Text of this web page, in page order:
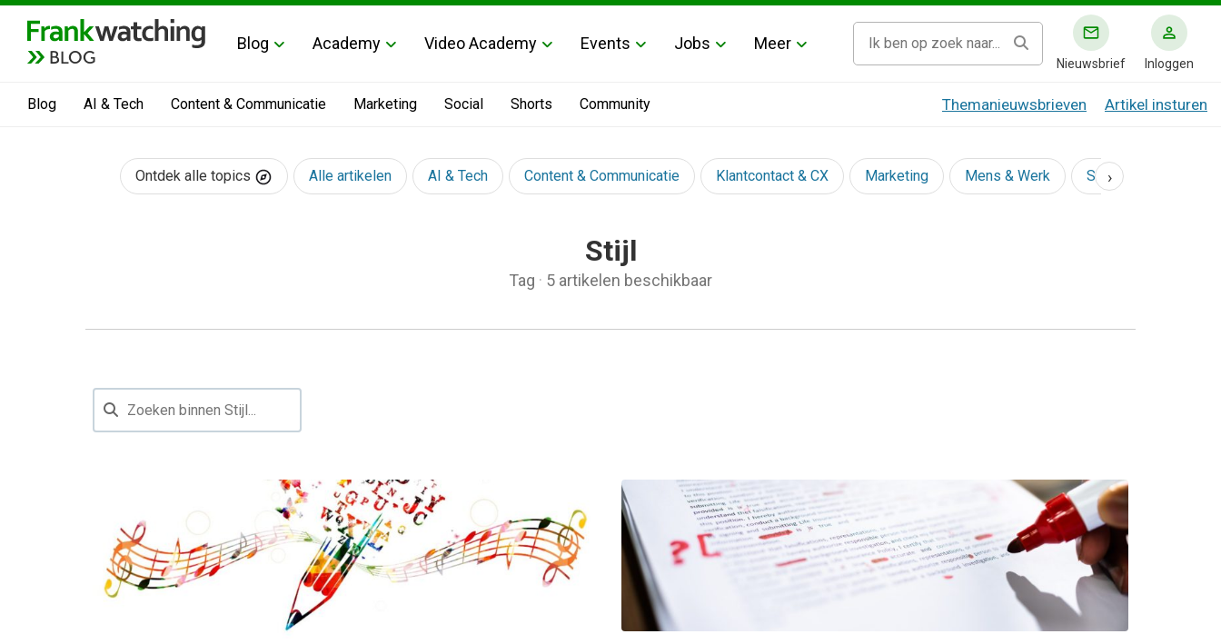
BLOG
Blog Academy Video Academy Events Jobs Meer
Nieuwsbrief Inloggen
Blog AI & Tech Content & Communicatie Marketing Social Shorts Community Themanieuwsbrieven Artikel insturen
Ontdek alle topics Alle artikelen AI & Tech Content & Communicatie Klantcontact & CX Marketing Mens & Werk Social
›
Stijl
Tag · 5 artikelen beschikbaar